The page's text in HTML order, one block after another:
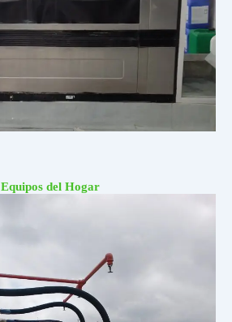
Equipos del Hogar